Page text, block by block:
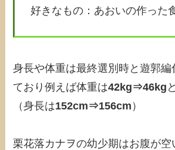
好きなもの：あおいの作った
身長や体重は最終選別時と遊郭編
ており例えば体重は42kg⇒46kg
（身長は152cm⇒156cm ）
栗花落カナヲの幼少期はお腹が空